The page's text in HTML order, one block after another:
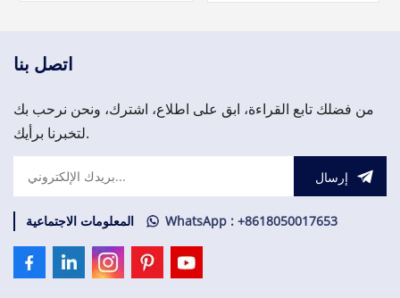
مراقبة التوربينات ونظام مراقبة
جنرال إلكتريك GE Energy
اتصل بنا
من فضلك تابع القراءة، ابق على اطلاع، اشترك، ونحن نرحب بك
لتخبرنا برأيك.
إرسال
المعلومات الاجتماعية WhatsApp : +8618050017653